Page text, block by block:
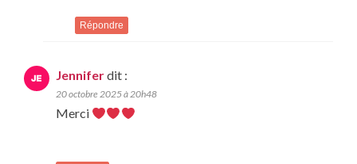
Répondre
Jenniferdit :
20 octobre 2025 à 20h48
Merci